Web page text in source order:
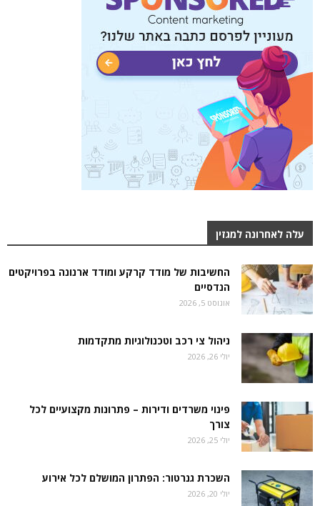
עלה לאחרונה למגזין
החשיבות של מודד קרקע ומודד ארנונה בפרויקטים
הנדסיים
אוגוסט 5, 2026
ניהול צי רכב וטכנולוגיות מתקדמות
יולי 26, 2026
פינוי משרדים ודירות – פתרונות מקצועיים לכל
צורך
יולי 25, 2026
השכרת גנרטור: הפתרון המושלם לכל אירוע
יולי 20, 2026